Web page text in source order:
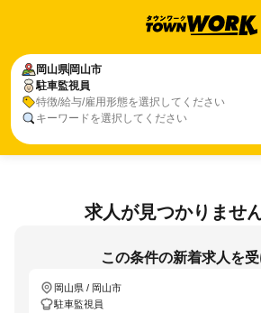
岡山県 岡山市
駐車監視員
特徴/給与/雇用形態を選択してください
キーワードを選択してください
岡山県 岡山市
駐車監視員
求人が見つかりませ
この条件の新着求人を
岡山県 / 岡山市
駐車監視員